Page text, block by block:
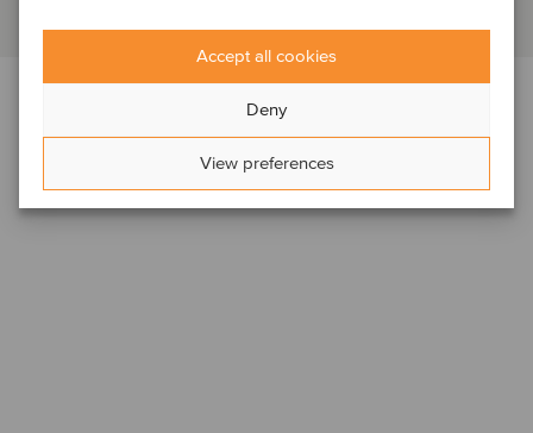
Accept all cookies
Deny
View preferences